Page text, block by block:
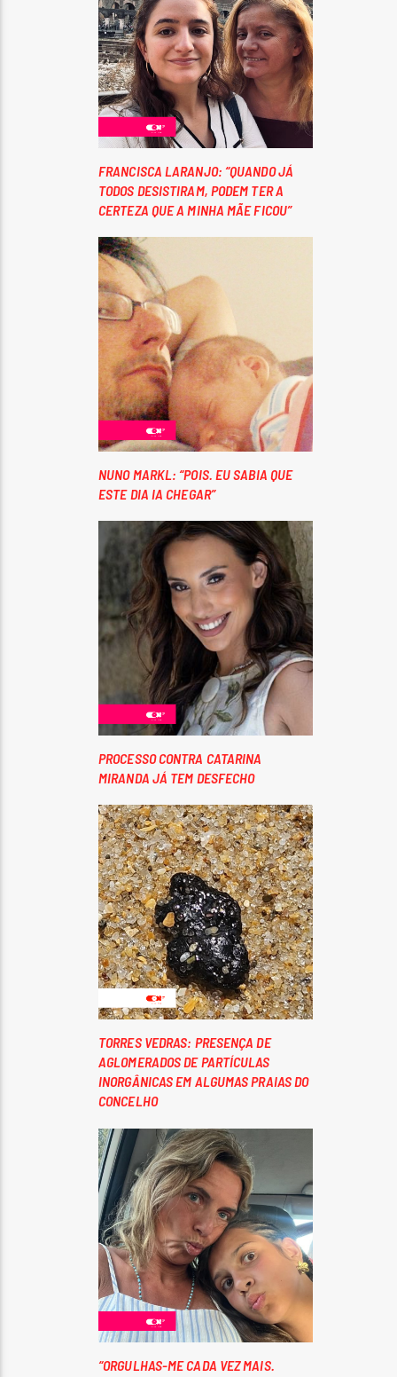
FRANCISCA LARANJO: “QUANDO JÁ
TODOS DESISTIRAM, PODEM TER A
CERTEZA QUE A MINHA MÃE FICOU”
NUNO MARKL: “POIS. EU SABIA QUE
ESTE DIA IA CHEGAR”
PROCESSO CONTRA CATARINA
MIRANDA JÁ TEM DESFECHO
TORRES VEDRAS: PRESENÇA DE
AGLOMERADOS DE PARTÍCULAS
INORGÂNICAS EM ALGUMAS PRAIAS DO
CONCELHO
“ORGULHAS-ME CADA VEZ MAIS.